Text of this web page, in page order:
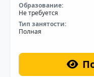
Образование:
Не требуется
Тип занятости:
Полная